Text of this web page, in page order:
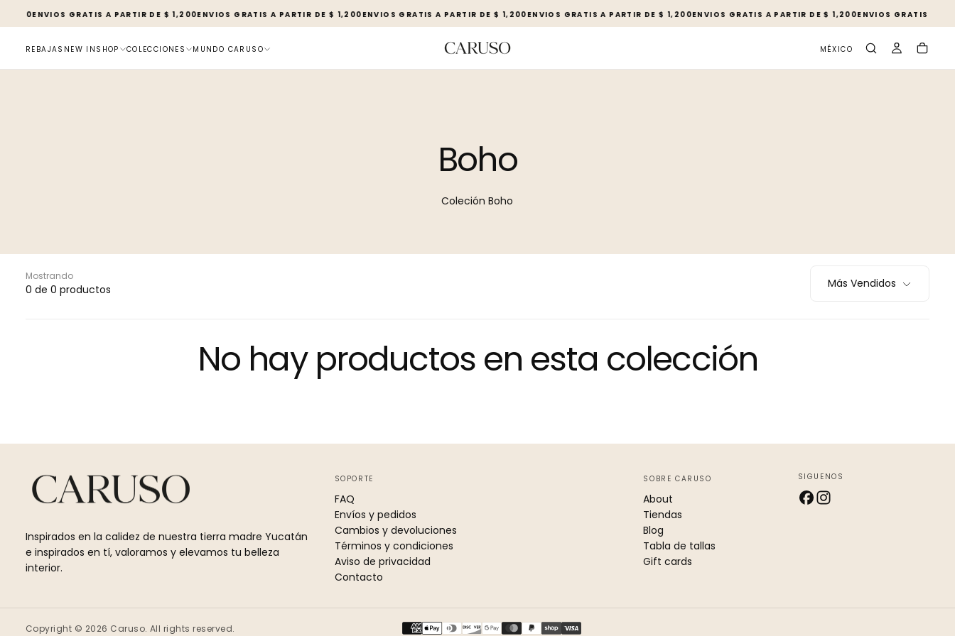
SALTAR
CONTENIDO
1,200ENVIOS GRATIS A PARTIR DE $ 1,200ENVIOS GRATIS A PARTIR DE $ 1,200ENVIOS GRATIS A PARTIR DE $ 1,200ENVIOS GRATIS A PARTIR DE $ 1,200ENVIOS GRATIS A PARTIR DE $ 1,200ENVIOS GRATIS A
REBAJAS NEW IN SHOP COLECCIONES MUNDO CARUSO MÉXICO
Boho
Coleción Boho
Más Vendidos
Mostrando
0 de 0 productos
No hay productos en esta colección
Inspirados en la calidez de nuestra tierra madre Yucatán
e inspirados en tí, valoramos y elevamos tu belleza
interior.
SOPORTE
FAQ
Envíos y pedidos
Cambios y devoluciones
Términos y condiciones
Aviso de privacidad
Contacto
SOBRE CARUSO
About
Tiendas
Blog
Tabla de tallas
Gift cards
SIGUENOS
Copyright © 2026 Caruso. All rights reserved.
Métodos